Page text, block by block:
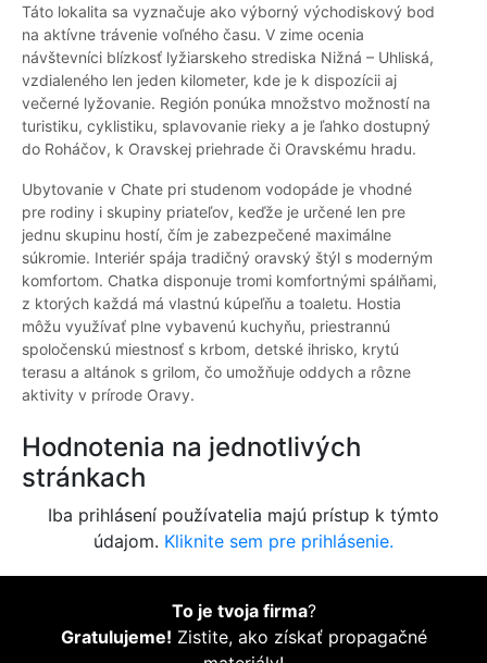
Táto lokalita sa vyznačuje ako výborný východiskový bod
na aktívne trávenie voľného času. V zime ocenia
návštevníci blízkosť lyžiarskeho strediska Nižná – Uhliská,
vzdialeného len jeden kilometer, kde je k dispozícii aj
večerné lyžovanie. Región ponúka množstvo možností na
turistiku, cyklistiku, splavovanie rieky a je ľahko dostupný
do Roháčov, k Oravskej priehrade či Oravskému hradu.
Ubytovanie v Chate pri studenom vodopáde je vhodné
pre rodiny i skupiny priateľov, keďže je určené len pre
jednu skupinu hostí, čím je zabezpečené maximálne
súkromie. Interiér spája tradičný oravský štýl s moderným
komfortom. Chatka disponuje tromi komfortnými spálňami,
z ktorých každá má vlastnú kúpeľňu a toaletu. Hostia
môžu využívať plne vybavenú kuchyňu, priestrannú
spoločenskú miestnosť s krbom, detské ihrisko, krytú
terasu a altánok s grilom, čo umožňuje oddych a rôzne
aktivity v prírode Oravy.
Hodnotenia na jednotlivých
stránkach
Iba prihlásení používatelia majú prístup k týmto
údajom. Kliknite sem pre prihlásenie.
To je tvoja firma?
Gratulujeme! Zistite, ako získať propagačné